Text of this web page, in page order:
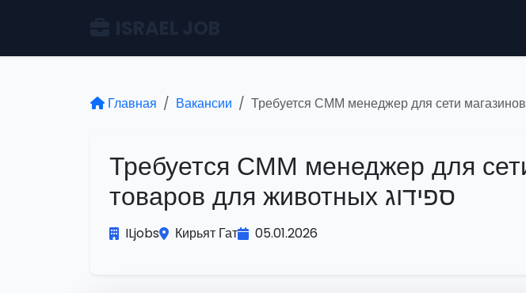
Главная Вакансии
Требуется СММ менеджер для
товаров для животных ספידוג
ILjobs Кирьят Гат 05.01.2026